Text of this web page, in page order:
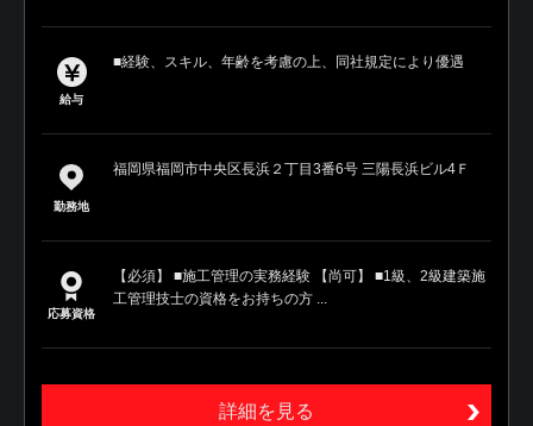
給与
■経験、スキル、年齢を考慮の上、同社規定により優遇
勤務地
福岡県福岡市中央区長浜２丁目3番6号 三陽長浜ビル4Ｆ
応募資格
【必須】 ■施工管理の実務経験 【尚可】 ■1級、2級建築施
工管理技士の資格をお持ちの方 ...
詳細を見る